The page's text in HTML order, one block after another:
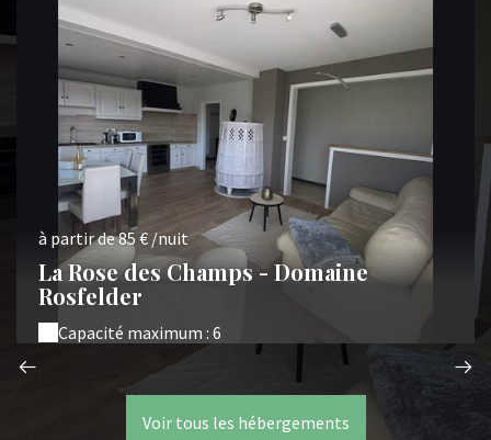
à partir de 85 € /nuit
La Rose des Champs - Domaine
Rosfelder
Capacité maximum : 6
Voir tous les hébergements